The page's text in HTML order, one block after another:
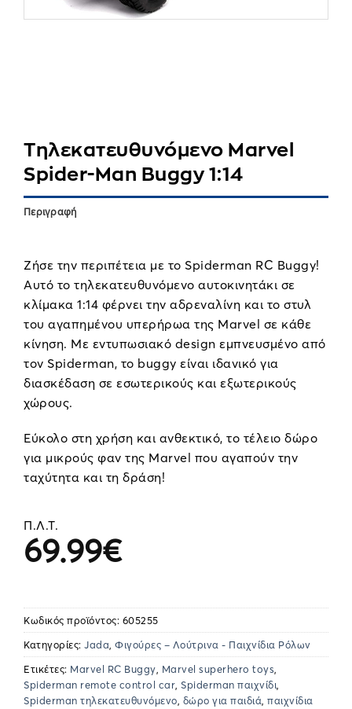
Τηλεκατευθυνόμενο Marvel
Spider-Man Buggy 1:14
Περιγραφή
Ζήσε την περιπέτεια με το Spiderman RC Buggy!
Αυτό το τηλεκατευθυνόμενο αυτοκινητάκι σε
κλίμακα 1:14 φέρνει την αδρεναλίνη και το στυλ
του αγαπημένου υπερήρωα της Marvel σε κάθε
κίνηση. Με εντυπωσιακό design εμπνευσμένο από
τον Spiderman, το buggy είναι ιδανικό για
διασκέδαση σε εσωτερικούς και εξωτερικούς
χώρους.
Εύκολο στη χρήση και ανθεκτικό, το τέλειο δώρο
για μικρούς φαν της Marvel που αγαπούν την
ταχύτητα και τη δράση!
Π.Λ.Τ.
69.99€
Κωδικός προϊόντος: 605255
Κατηγορίες: Jada Φιγούρες – Λούτρινα - Παιχνίδια Ρόλων
Ετικέτες: Marvel RC Buggy Marvel superhero toys
Spiderman remote control car Spiderman παιχνίδι
Spiderman τηλεκατευθυνόμενο δώρο για παιδιά παιχνίδια